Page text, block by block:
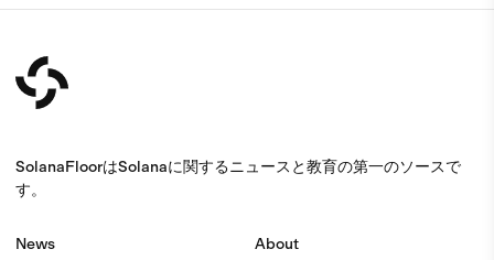
SolanaFloorはSolanaに関するニュースと教育の第一のソースで
す。
News About